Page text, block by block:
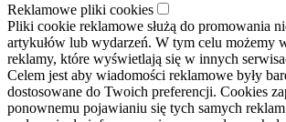
Reklamowe pliki cookies
Pliki cookie reklamowe służą do promowania
artykułów lub wydarzeń. W tym celu możemy
reklamy, które wyświetlają się w innych
Celem jest aby wiadomości reklamowe były
dostosowane do Twoich preferencji. Cookies
ponownemu pojawianiu się tych samych